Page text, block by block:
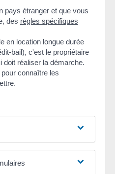
pays étranger et que vous
des règles spécifiques
en location longue durée
bail), c'est le propriétaire
doit réaliser la démarche.
connaître les